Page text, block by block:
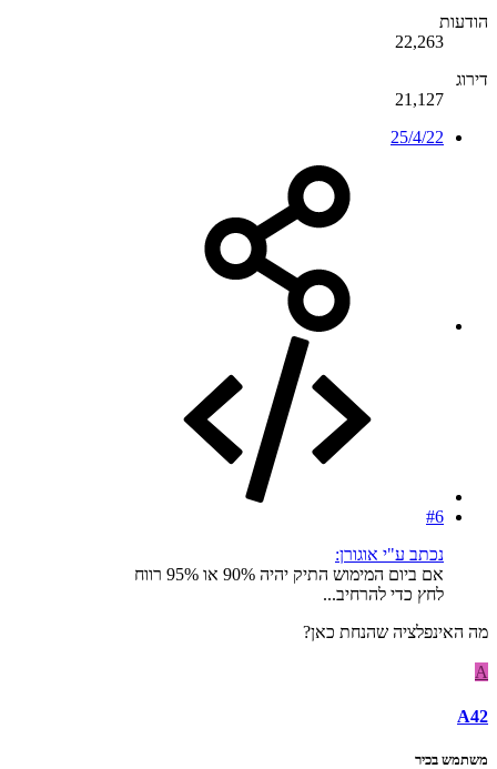
הודעות
22,263
דירוג
21,127
25/4/22
#6
נכתב ע"י אוגורן:
אם ביום המימוש התיק יהיה 90% או 95% רווח
לחץ כדי להרחיב...
מה האינפלציה שהנחת כאן?
A
A42
משתמש בכיר